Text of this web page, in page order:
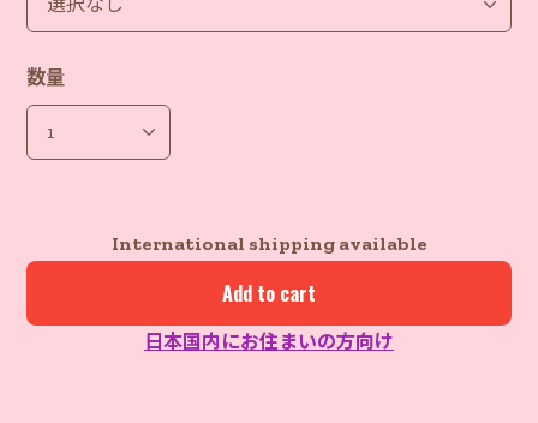
数量
International shipping available
Add to cart
日本国内にお住まいの方向け